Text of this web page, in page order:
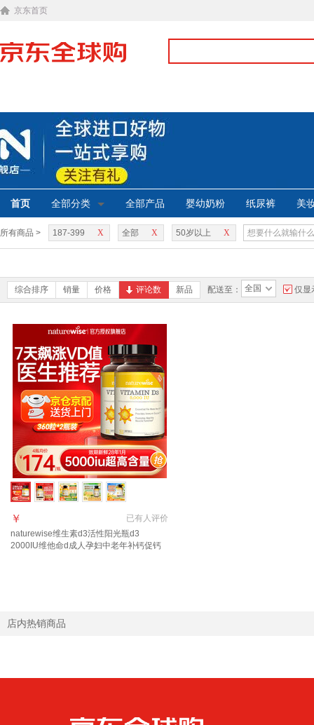
京东首页
首页 全部分类 全部产品 婴幼奶粉 纸尿裤 美
所有商品 > X
187-399 X
全部 X
50岁以上
综合排序 销量 价格 评论数 新品 配送至： 全国 仅显
已有人评价
￥
naturewise维生素d3活性阳光瓶d3
2000IU维他命d成人孕妇中老年补钙促钙
店内热销商品